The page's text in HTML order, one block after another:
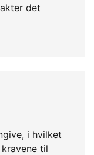
det
i hvilket
til